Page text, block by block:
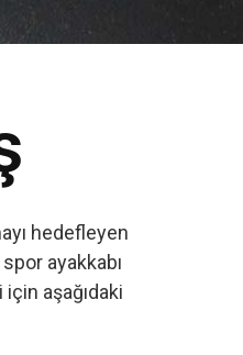
hedefleyen
ayakkabı
için aşağıdaki